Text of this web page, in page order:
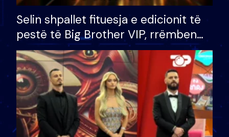
Selin shpallet fituesja e edicionit të
pestë të Big Brother VIP, rrëmben
çmimin e madh prej 100 mijë eurosh